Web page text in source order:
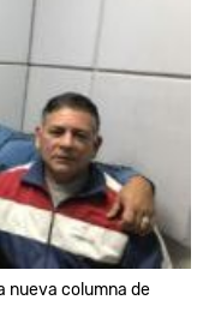
nueva columna de